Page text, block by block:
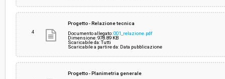
4
Progetto - Relazione tecnica
Documento allegato:001_relazione.pdf
Dimensione: 978.89 KB
Scaricabile da: Tutti
Scaricabile a partire da: Data pubblicazione
Progetto - Planimetria generale